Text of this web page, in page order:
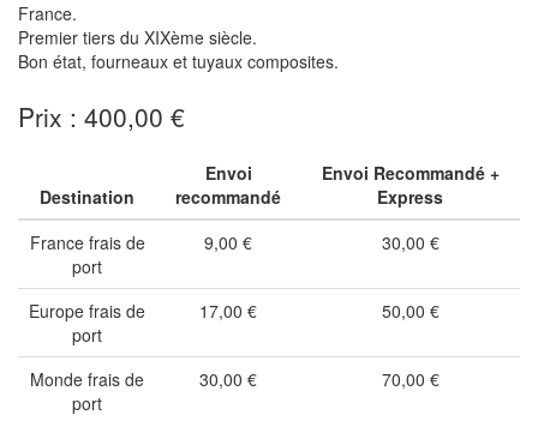
France.
Premier tiers du XIXème siècle.
Bon état, fourneaux et tuyaux composites.
Prix : 400,00 €
Destination
Envoi
recommandé
Envoi Recommandé +
Express
France frais de
port
9,00 € 30,00 €
Europe frais de
port
17,00 € 50,00 €
Monde frais de
port
30,00 € 70,00 €